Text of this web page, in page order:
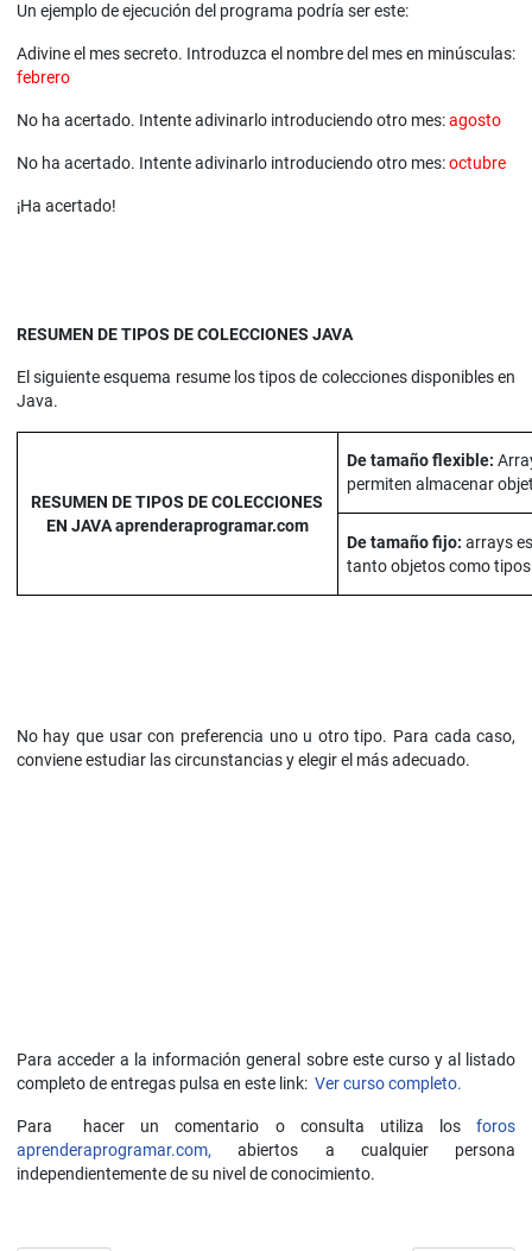
Un ejemplo de ejecución del programa podría ser este:
Adivine el mes secreto. Introduzca el nombre del mes en minúsculas:
febrero
No ha acertado. Intente adivinarlo introduciendo otro mes:agosto
No ha acertado. Intente adivinarlo introduciendo otro mes:octubre
¡Ha acertado!
RESUMEN DE TIPOS DE COLECCIONES JAVA
El siguiente esquema resume los tipos de colecciones disponibles en
Java.
RESUMEN DE TIPOS DE COLECCIONES
EN JAVA aprenderaprogramar.com
De tamaño flexible:
permiten almacenar
De tamaño fijo: arrays
tanto objetos como
No hay que usar con preferencia uno u otro tipo. Para cada caso,
conviene estudiar las circunstancias y elegir el más adecuado.
Para acceder a la información general sobre este curso y al listado
completo de entregas pulsa en este link: Ver curso completo.
Para hacer un comentario o consulta utiliza losforos
aprenderaprogramar.com, abiertos a cualquier persona
independientemente de su nivel de conocimiento.